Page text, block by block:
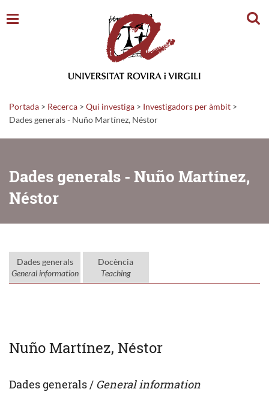
Portada > Recerca > Qui investiga > Investigadors per àmbit >
Dades generals - Nuño Martínez, Néstor
Dades generals - Nuño Martínez,
Néstor
Dades generals
General information
Docència
Teaching
Nuño Martínez, Néstor
Dades generals / General information